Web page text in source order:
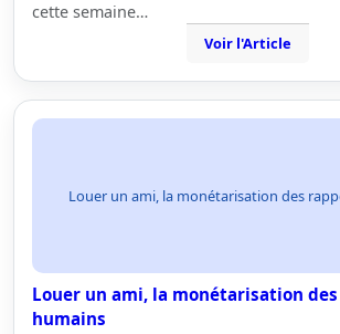
cette semaine…
Voir l'Article
Louer un ami, la monétarisation des
Louer un ami, la monétarisation
humains